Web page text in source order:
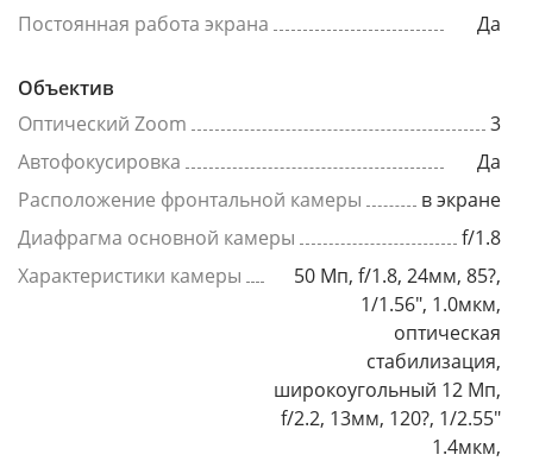
Постоянная работа экрана
Да
Объектив
Оптический Zoom
3
Автофокусировка
Да
Расположение фронтальной камеры
в экране
Диафрагма основной камеры
f/1.8
Характеристики камеры
50 Мп, f/1.8, 24мм, 85?,
1/1.56", 1.0мкм,
оптическая
стабилизация,
широкоугольный 12 Мп,
f/2.2, 13мм, 120?, 1/2.55"
1.4мкм,